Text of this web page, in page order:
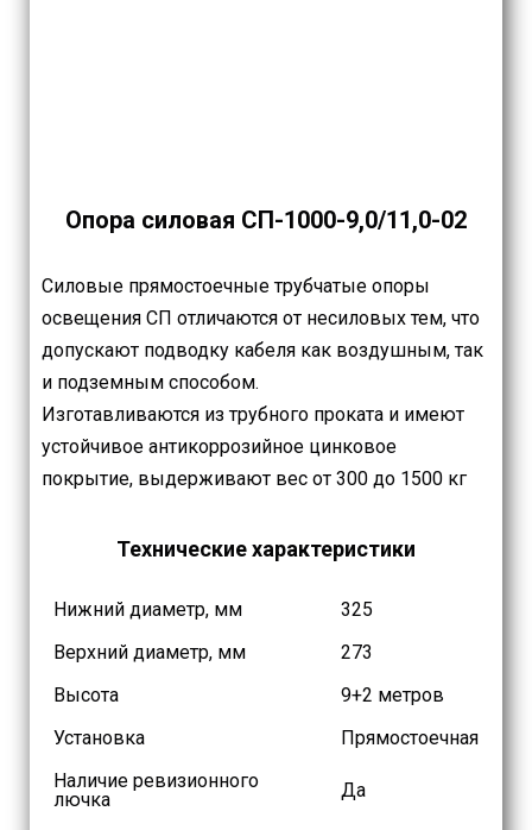
Опора силовая СП-1000-9,0/11,0-02
Силовые прямостоечные трубчатые опоры
освещения СП отличаются от несиловых тем, что
допускают подводку кабеля как воздушным, так
и подземным способом.
Изготавливаются из трубного проката и имеют
устойчивое антикоррозийное цинковое
покрытие, выдерживают вес от 300 до 1500 кг
Технические характеристики
Нижний диаметр, мм
325
Верхний диаметр, мм
273
Высота
9+2 метров
Установка
Прямостоечная
Наличие ревизионного
лючка
Да